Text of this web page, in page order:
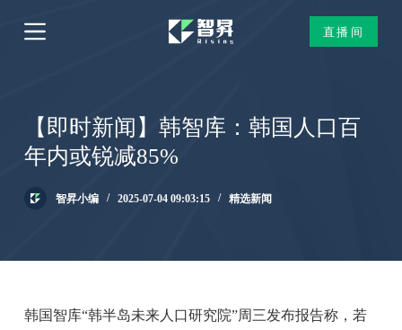
跳
过
直播间
【即时新闻】韩智库：韩国人口百
年内或锐减85%
智昇小编 2025-07-04 09:03:15 精选新闻
韩国智库“韩半岛未来人口研究院”周三发布报告称，若